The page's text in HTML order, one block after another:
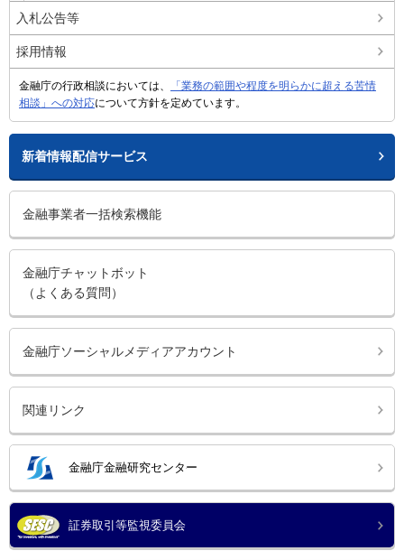
入札公告等
採用情報
金融庁の行政相談においては、
「業務の範囲や程度を明らかに超える苦情
相談」への対応について方針を定めています。
新着情報配信サービス
金融事業者一括検索機能
金融庁チャットボット
（よくある質問）
金融庁ソーシャルメディアアカウント
関連リンク
金融庁金融研究センター
証券取引等監視委員会